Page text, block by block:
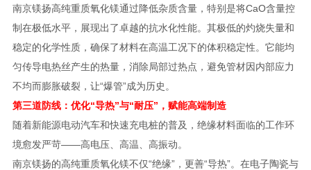
南京镁扬高纯重质氧化镁通过降低杂质含量，特别是将CaO含量控
制在极低水平，展现出了卓越的抗水化性能。其极低的灼烧失量和
稳定的化学性质，确保了材料在高温工况下的体积稳定性。它能均
匀传导电热丝产生的热量，消除局部过热点，避免管材因内部应力
不均而膨胀破裂，让“爆管”成为历史。
第三道防线：优化“导热”与“耐压”，赋能高端制造
随着新能源电动汽车和快速充电桩的普及，绝缘材料面临的工作环
境愈发严苛——高电压、高温、高振动。
南京镁扬的高纯重质氧化镁不仅“绝缘”，更善“导热”。在电子陶瓷与